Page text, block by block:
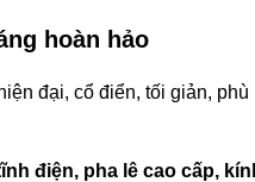
hoàn hảo
đại, cổ điển, tối giản,
điện, pha lê cao cấp,